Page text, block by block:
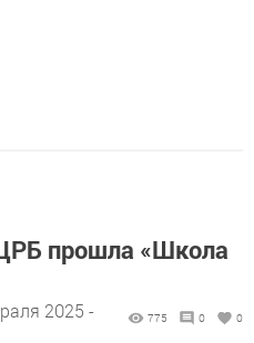
прошла «Школа
2025 -
775 0 0